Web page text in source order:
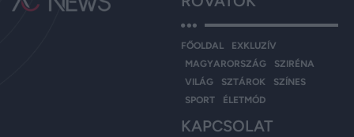
FŐOLDAL
EXKLUZÍV
MAGYARORSZÁG
SZIRÉNA
VILÁG
SZTÁROK
SZÍNES
SPORT
ÉLETMÓD
KAPCSOLAT